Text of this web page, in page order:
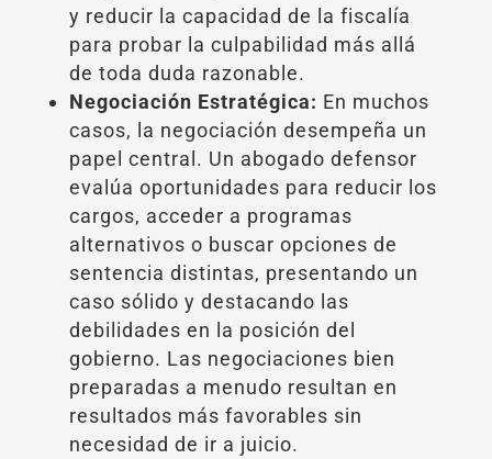
y reducir la capacidad de la fiscalía
para probar la culpabilidad más allá
de toda duda razonable.
Negociación Estratégica: En muchos
casos, la negociación desempeña un
papel central. Un abogado defensor
evalúa oportunidades para reducir los
cargos, acceder a programas
alternativos o buscar opciones de
sentencia distintas, presentando un
caso sólido y destacando las
debilidades en la posición del
gobierno. Las negociaciones bien
preparadas a menudo resultan en
resultados más favorables sin
necesidad de ir a juicio.